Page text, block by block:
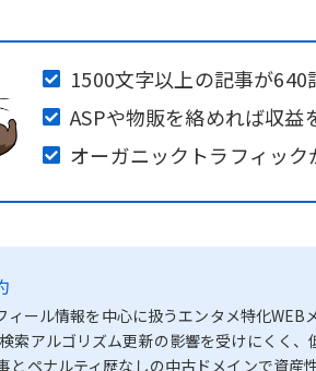
1500文字以上の記事が640
ASPや物販を絡めれば収益
オーガニックトラフィッ
ール情報を中心に扱うエンタメ特化WEB
索アルゴリズム更新の影響を受けにくく、
とペナルティ歴なしの中古ドメインで資産